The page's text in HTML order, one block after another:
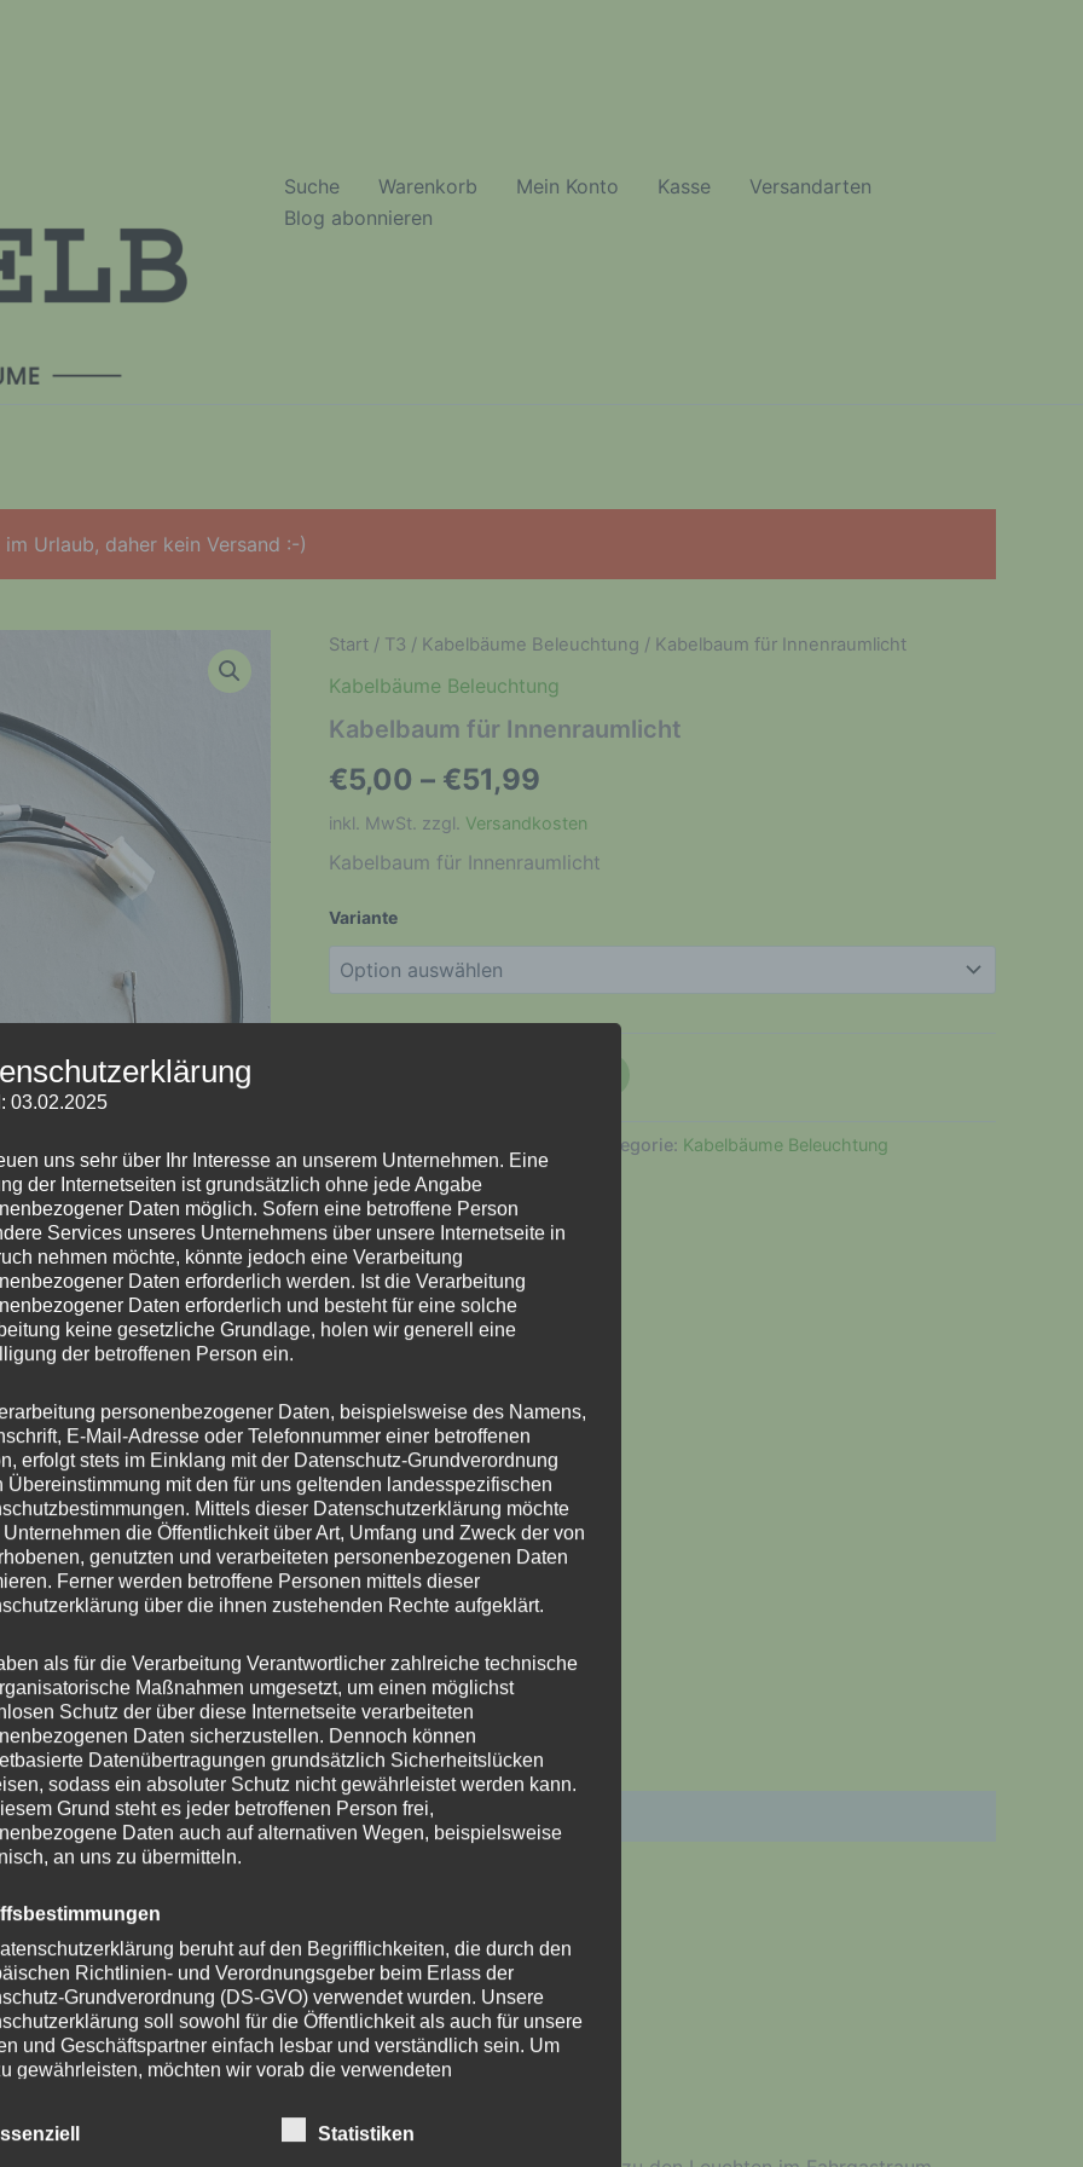
Suche Warenkorb Mein Konto Kasse
Versandarten
Blog abonnieren
Urlaub, daher kein Versand :-)
Start / T3 / Kabelbäume Beleuchtung / Kabelbaum für Innenraumlicht
Kabelbäume Beleuchtung
Kabelbaum für Innenraumlicht
€5,00 – €51,99
inkl. MwSt. zzgl. Versandkosten
Kabelbaum für Innenraumlicht
Variante
Kategorie: Kabelbäume Beleuchtung
Rezensionen (0)
Fahrerseite.
zwischen die beiden A-Säulen kommt.
03.02.2025
uns sehr über Ihr Interesse an unserem Unternehmen. Eine
der Internetseiten ist grundsätzlich ohne jede Angabe
Daten möglich. Sofern eine betroffene Person
Services unseres Unternehmens über unsere Internetseite in
nehmen möchte, könnte jedoch eine Verarbeitung
Daten erforderlich werden. Ist die Verarbeitung
Daten erforderlich und besteht für eine solche
keine gesetzliche Grundlage, holen wir generell eine
der betroffenen Person ein.
personenbezogener Daten, beispielsweise des Namens,
E-Mail-Adresse oder Telefonnummer einer betroffenen
erfolgt stets im Einklang mit der Datenschutz-Grundverordnung
Übereinstimmung mit den für uns geltenden landesspezifischen
Mittels dieser Datenschutzerklärung möchte
Unternehmen die Öffentlichkeit über Art, Umfang und Zweck der von
genutzten und verarbeiteten personenbezogenen Daten
Ferner werden betroffene Personen mittels dieser
über die ihnen zustehenden Rechte aufgeklärt.
als für die Verarbeitung Verantwortlicher zahlreiche technische
Maßnahmen umgesetzt, um einen möglichst
Schutz der über diese Internetseite verarbeiteten
Daten sicherzustellen. Dennoch können
Datenübertragungen grundsätzlich Sicherheitslücken
sodass ein absoluter Schutz nicht gewährleistet werden kann.
Grund steht es jeder betroffenen Person frei,
Daten auch auf alternativen Wegen, beispielsweise
an uns zu übermitteln.
beruht auf den Begrifflichkeiten, die durch den
Richtlinien- und Verordnungsgeber beim Erlass der
Grundverordnung (DS-GVO) verwendet wurden. Unsere
soll sowohl für die Öffentlichkeit als auch für unsere
und Geschäftspartner einfach lesbar und verständlich sein. Um
gewährleisten, möchten wir vorab die verwendeten
Statistiken